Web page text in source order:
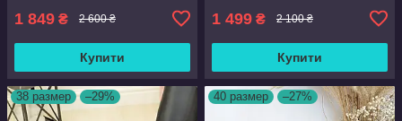
1 849 ₴ 2 600 ₴
Купити
1 499 ₴ 2 100 ₴
Купити
38 размер –29% 40 размер –27%